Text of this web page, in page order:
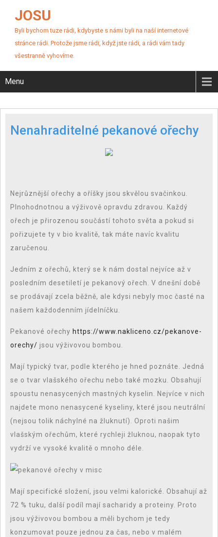
JOSU
Byli bychom tuze rádi, kdybyste s námi byli na naší internetové
stránce rádi. Protože jsme rádi, když jste rádi, a rádi vám tady
všestranně vyhovíme.
Menu
Nenahraditelné pekanové ořechy
Nejrůznější ořechy a oříšky jsou skvělou svačinkou.
Plnohodnotnou a výživově opravdu zdravou. Každý
ořech je přirozenou součástí tohoto světa a pokud si
pořizujete ty v bio kvalitě, tak máte navíc kvalitu
zaručenou.
Jedním z ořechů, který se k nám dostal nejvíce až v
posledním desetiletí je pekanový ořech. V dnešní době
se prodávají zcela běžně, ale kdysi nebyly moc časté na
našem každodenním jídelníčku.
Pekanové ořechy https://www.nakliceno.cz/pekanove-
orechy/ jsou výživovou bombou.
Mají typický tvar, podle kterého je hned poznáte. Jedná
se o tvar vlašského ořechu nebo také mozku. Obsahují
spoustu nenasycených mastných kyselin. Nejvíce v nich
najdete mono nenasycené kyseliny, které jsou neutrální
(nejsou tolik náchylné na žluknutí). Oproti našim
vlašským ořechům, které rychleji žluknou, naopak tyto
vydrží ve vysoké kvalitě o mnoho déle.
Mají specifické složení, jsou velmi kalorické. Obsahují až
72 % tuku, další podíl mají sacharidy a proteiny. Proto
jsou výživovou bombou a měli bychom je tedy
konzumovat pouze jednou za čas, nebo v malém